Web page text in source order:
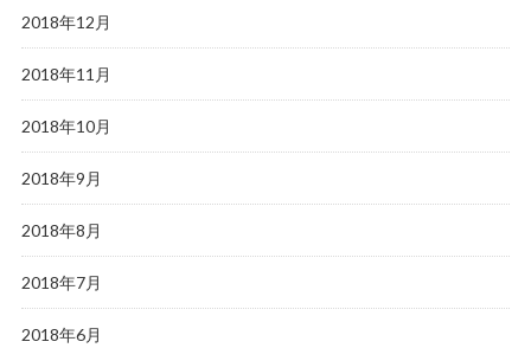
2018年12月
2018年11月
2018年10月
2018年9月
2018年8月
2018年7月
2018年6月